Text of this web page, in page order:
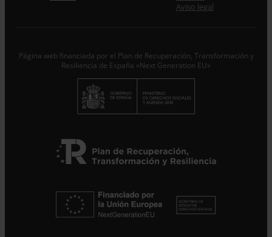
Desde ENTRECULTURAS FE Y ALEGRÍA ESPAÑA
Suscribirme
Aviso legal
Página web financiada por el Plan de Recuperación, Transformación y
Resiliencia de España «Next Generation EU»